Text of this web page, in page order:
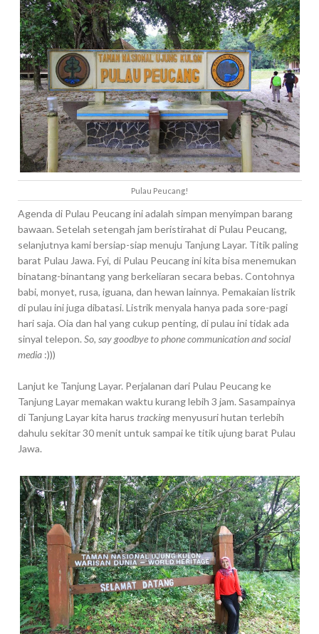
Pulau Peucang!
Agenda di Pulau Peucang ini adalah simpan menyimpan barang
bawaan. Setelah setengah jam beristirahat di Pulau Peucang,
selanjutnya kami bersiap-siap menuju Tanjung Layar. Titik paling
barat Pulau Jawa. Fyi, di Pulau Peucang ini kita bisa menemukan
binatang-binantang yang berkeliaran secara bebas. Contohnya
babi, monyet, rusa, iguana, dan hewan lainnya. Pemakaian listrik
di pulau ini juga dibatasi. Listrik menyala hanya pada sore-pagi
hari saja. Oia dan hal yang cukup penting, di pulau ini tidak ada
sinyal telepon. So, say goodbye to phone communication and social
media:)))
Lanjut ke Tanjung Layar. Perjalanan dari Pulau Peucang ke
Tanjung Layar memakan waktu kurang lebih 3 jam. Sasampainya
di Tanjung Layar kita harus trackingmenyusuri hutan terlebih
dahulu sekitar 30 menit untuk sampai ke titik ujung barat Pulau
Jawa.